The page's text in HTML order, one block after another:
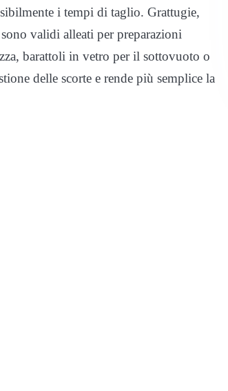
i tempi di taglio. Grattugie,
validi alleati per preparazioni
barattoli in vetro per il sottovuoto o
delle scorte e rende più semplice la